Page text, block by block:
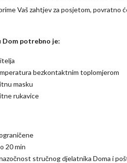
Vaš zahtjev za posjetom,
Dom potrebno je:
bezkontaktnim toplomjerom
masku
rukavice
20 min
stručnog djelatnika Doma i